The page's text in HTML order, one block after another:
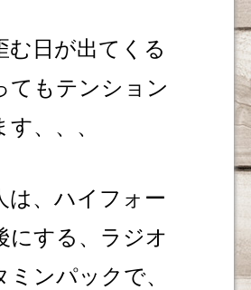
む日が出てくる
てもテンション
、、、
は、ハイフォー
にする、ラジオ
ミンパックで、